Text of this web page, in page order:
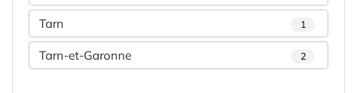
Tarn 1
Tarn-et-Garonne 2